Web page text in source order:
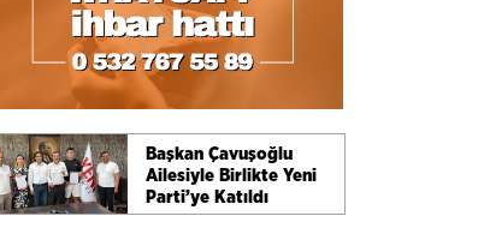
Başkan Çavuşoğlu
Ailesiyle Birlikte Yeni
Parti’ye Katıldı